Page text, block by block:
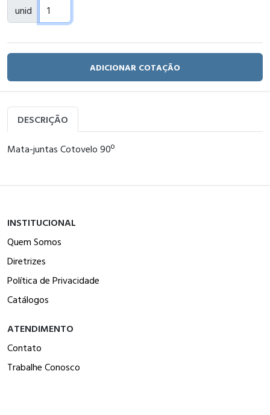
unid
ADICIONAR COTAÇÃO
DESCRIÇÃO
Mata-juntas Cotovelo 90º
INSTITUCIONAL
Quem Somos
Diretrizes
Política de Privacidade
Catálogos
ATENDIMENTO
Contato
Trabalhe Conosco